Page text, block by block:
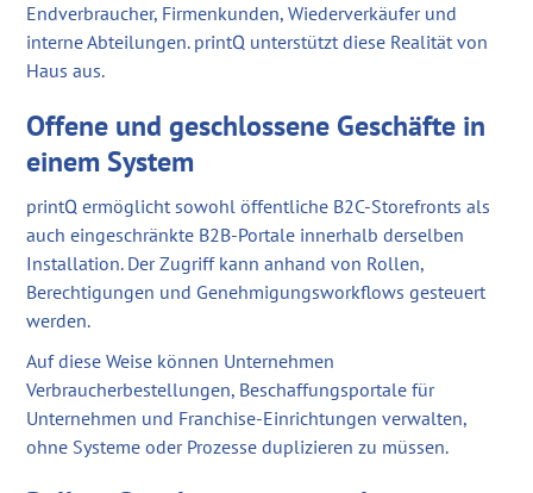
Endverbraucher, Firmenkunden, Wiederverkäufer und
interne Abteilungen. printQ unterstützt diese Realität von
Haus aus.
Offene und geschlossene Geschäfte in
einem System
printQ ermöglicht sowohl öffentliche B2C-Storefronts als
auch eingeschränkte B2B-Portale innerhalb derselben
Installation. Der Zugriff kann anhand von Rollen,
Berechtigungen und Genehmigungsworkflows gesteuert
werden.
Auf diese Weise können Unternehmen
Verbraucherbestellungen, Beschaffungsportale für
Unternehmen und Franchise-Einrichtungen verwalten,
ohne Systeme oder Prozesse duplizieren zu müssen.